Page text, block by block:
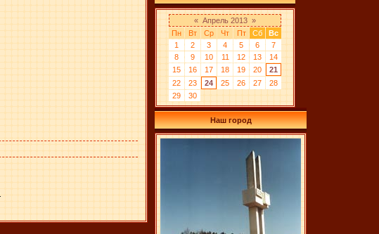
« Апрель 2013 »
Пн
Вт Ср Чт Пт Сб
Вс
1
2 3 4 5 6
7
8
9 10 11 12 13
14
15
16 17 18 19 20
21
22
23 24 25 26 27
28
29
30
Наш город